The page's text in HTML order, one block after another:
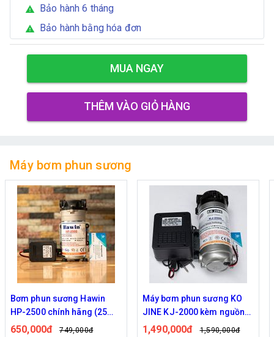
warning Bảo hành 6 tháng
warning Bảo hành bằng hóa đơn
MUA NGAY
THÊM VÀO GIỎ HÀNG
Máy bơm phun sương
Máy bơm phun sương KO
JINE KJ-2000 kèm nguồn
36V hỗ trợ 70 béc
1,490,000đ 1,590,000đ
Máy bơm Kazuma 370W -
Chuyên phun sương tưới
cây
1,090,000đ 1,200,000đ